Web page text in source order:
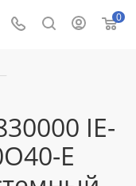
0
IE-
E